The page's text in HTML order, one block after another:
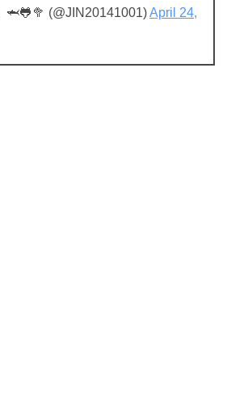
(@JIN20141001)April 24,